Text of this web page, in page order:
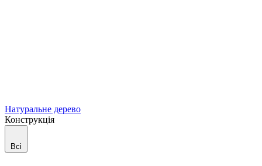
Натуральне дерево
Конструкція
Всі